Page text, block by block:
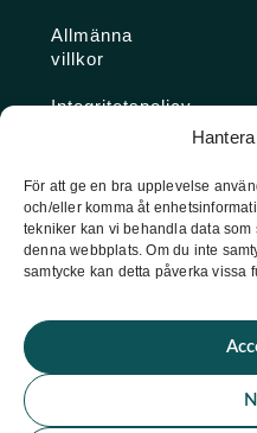
För att ge en bra upplevelse
och/eller komma åt
tekniker kan vi behandla data
denna webbplats. Om du inte
samtycke kan detta påverka vissa
Allmänna
villkor
Integritetspolicy
Konto
Glömt
★ Trustpilot